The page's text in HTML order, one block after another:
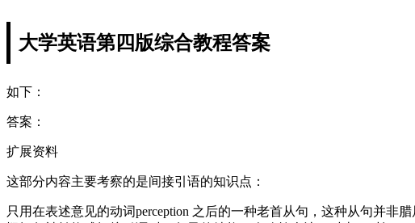
大学英语第四版综合教程答案
如下：
答案：
扩展资料
这部分内容主要考察的是间接引语的知识点：
只用在表述意见的动词perception 之后的一种老首从句，这种从句并非